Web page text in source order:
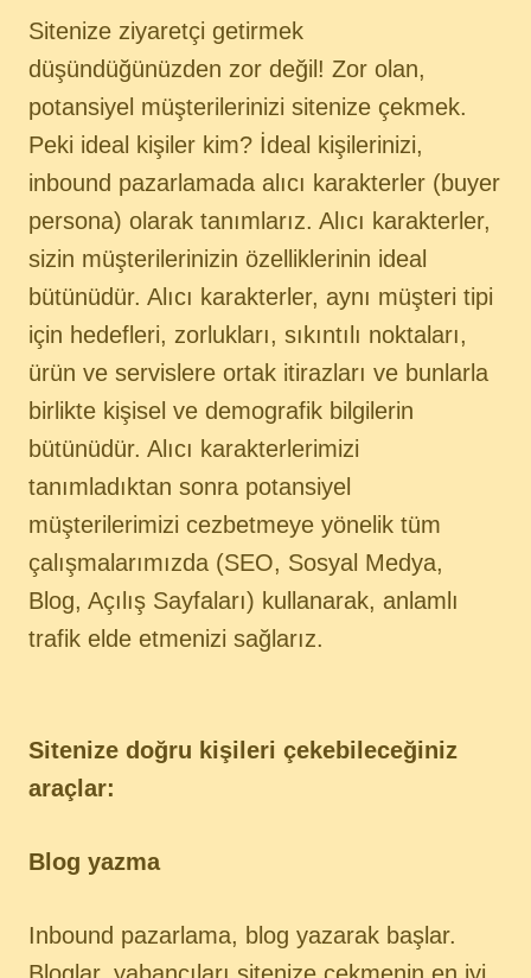
Sitenize ziyaretçi getirmek
düşündüğünüzden zor değil! Zor olan,
potansiyel müşterilerinizi sitenize çekmek.
Peki ideal kişiler kim? İdeal kişilerinizi,
inbound pazarlamada alıcı karakterler (buyer
persona) olarak tanımlarız. Alıcı karakterler,
sizin müşterilerinizin özelliklerinin ideal
bütünüdür. Alıcı karakterler, aynı müşteri tipi
için hedefleri, zorlukları, sıkıntılı noktaları,
ürün ve servislere ortak itirazları ve bunlarla
birlikte kişisel ve demografik bilgilerin
bütünüdür. Alıcı karakterlerimizi
tanımladıktan sonra potansiyel
müşterilerimizi cezbetmeye yönelik tüm
çalışmalarımızda (SEO, Sosyal Medya,
Blog, Açılış Sayfaları) kullanarak, anlamlı
trafik elde etmenizi sağlarız.
Sitenize doğru kişileri çekebileceğiniz
araçlar:
Blog yazma
Inbound pazarlama, blog yazarak başlar.
Bloglar, yabancıları sitenize çekmenin en iyi